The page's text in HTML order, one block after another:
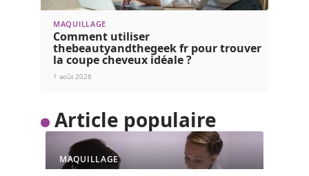
MAQUILLAGE
Comment utiliser
thebeautyandthegeek fr pour trouver
la coupe cheveux idéale ?
1 août 2026
Article populaire
MAQUILLAGE